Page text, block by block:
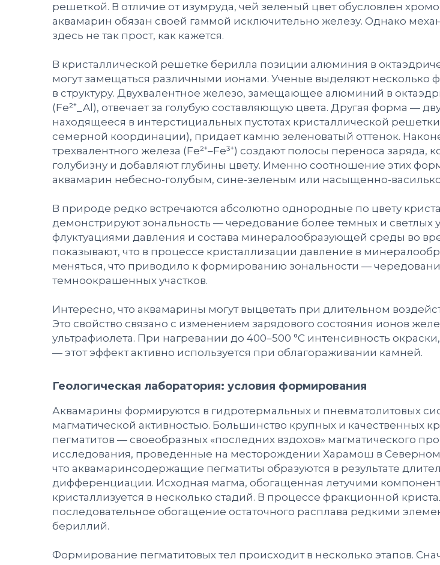
решеткой. В отличие от изумруда, чей зеленый цвет обусловлен
аквамарин обязан своей гаммой исключительно железу. Однако
здесь не так прост, как кажется.
В кристаллической решетке берилла позиции алюминия в
могут замещаться различными ионами. Ученые выделяют несколько
в структуру. Двухвалентное железо, замещающее алюминий в
(Fe²⁺_Al), отвечает за голубую составляющую цвета. Другая форма —
находящееся в интерстициальных пустотах кристаллической
семерной координации), придает камню зеленоватый оттенок.
трехвалентного железа (Fe²⁺–Fe³⁺) создают полосы переноса заряда,
голубизну и добавляют глубины цвету. Именно соотношение этих
аквамарин небесно-голубым, сине-зеленым или насыщенно-
В природе редко встречаются абсолютно однородные по цвету
демонстрируют зональность — чередование более темных и светлых
флуктуациями давления и состава минералообразующей среды во
показывают, что в процессе кристаллизации давление в
меняться, что приводило к формированию зональности —
темноокрашенных участков.
Интересно, что аквамарины могут выцветать при длительном
Это свойство связано с изменением зарядового состояния ионов
ультрафиолета. При нагревании до 400–500 °C интенсивность
— этот эффект активно используется при облагораживании камней.
Геологическая лаборатория: условия формирования
Аквамарины формируются в гидротермальных и пневматолитовых
магматической активностью. Большинство крупных и качественных
пегматитов — своеобразных «последних вздохов» магматического
исследования, проведенные на месторождении Харамош в Северном
что аквамаринсодержащие пегматиты образуются в результате
дифференциации. Исходная магма, обогащенная летучими
кристаллизуется в несколько стадий. В процессе фракционной
последовательное обогащение остаточного расплава редкими
бериллий.
Формирование пегматитовых тел происходит в несколько этапов.